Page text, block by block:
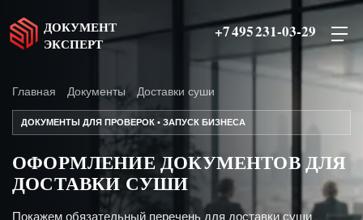
ДОКУМЕНТ
ЭКСПЕРТ
+7 495 231-03-29
Главная Документы Доставки суши
ДОКУМЕНТЫ ДЛЯ ПРОВЕРОК • ЗАПУСК БИЗНЕСА
ОФОРМЛЕНИЕ ДОКУМЕНТОВ ДЛЯ
ДОСТАВКИ СУШИ
Покажем обязательный перечень для доставки суши